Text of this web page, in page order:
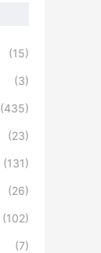
(15)
(3)
(435)
(23)
(131)
(26)
(102)
(7)